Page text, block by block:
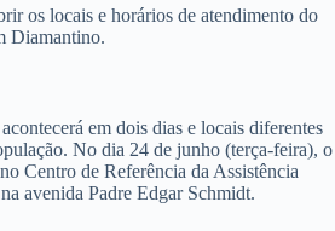
os locais e horários de atendimento do
Diamantino.
em dois dias e locais diferentes
No dia 24 de junho (terça-feira), o
Centro de Referência da Assistência
avenida Padre Edgar Schmidt.